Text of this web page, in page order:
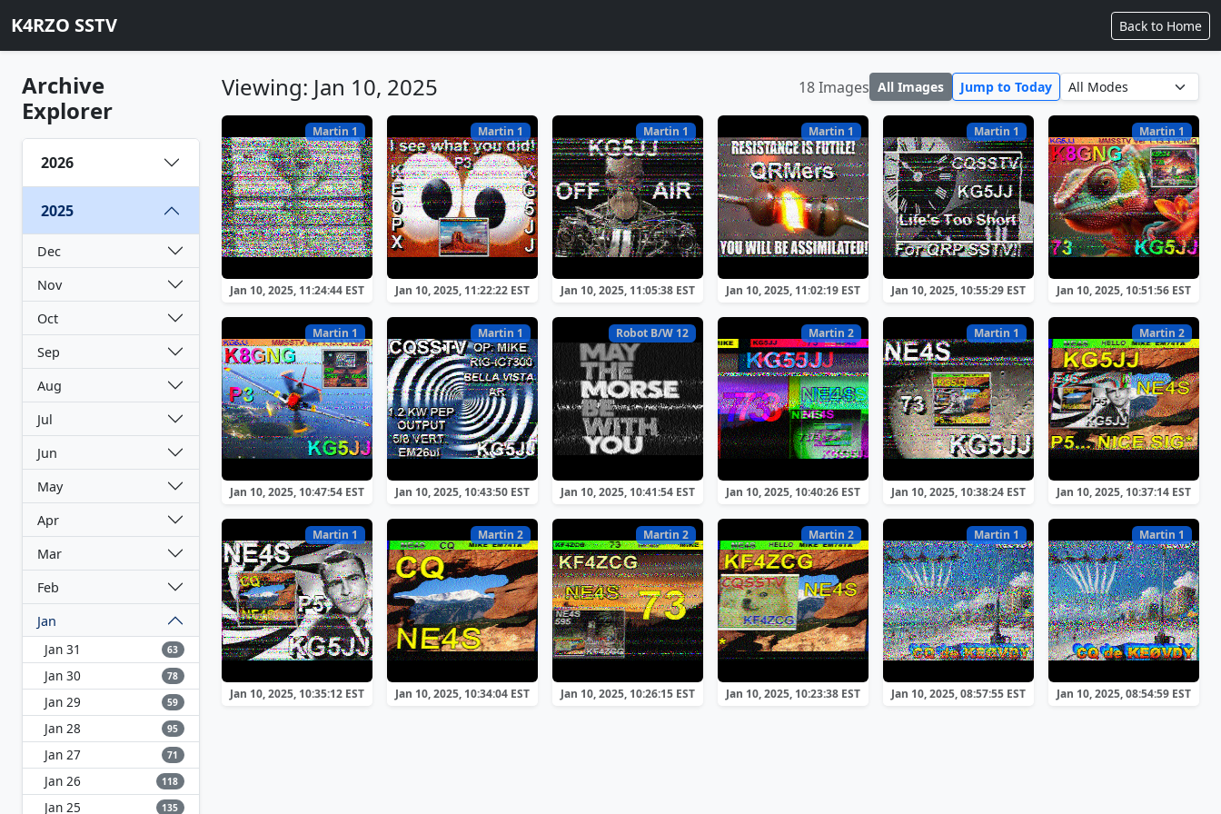
K4RZO SSTV Back to Home
Archive
Explorer
2026
2025
Dec
Nov
Oct
Sep
Aug
Jul
Jun
May
Apr
Mar
Feb
Jan
Jan 31
63
Jan 30 78
Jan 29 59
Jan 28 95
Jan 27 71
Jan 26 118
Jan 25 135
Viewing: Jan 10, 2025 18 Images All Images Jump to Today
Martin 1
Jan 10, 2025, 11:24:44 EST
Martin 1
Jan 10, 2025, 11:22:22 EST
Martin 1
Jan 10, 2025, 11:05:38 EST
Martin 1
Jan 10, 2025, 11:02:19 EST
Martin 1
Jan 10, 2025, 10:55:29 EST
Martin 1
Jan 10, 2025, 10:51:56 EST
Martin 1
Jan 10, 2025, 10:47:54 EST
Martin 1
Jan 10, 2025, 10:43:50 EST
Robot B/W 12
Jan 10, 2025, 10:41:54 EST
Martin 2
Jan 10, 2025, 10:40:26 EST
Martin 1
Jan 10, 2025, 10:38:24 EST
Martin 2
Jan 10, 2025, 10:37:14 EST
Martin 1
Jan 10, 2025, 10:35:12 EST
Martin 2
Jan 10, 2025, 10:34:04 EST
Martin 2
Jan 10, 2025, 10:26:15 EST
Martin 2
Jan 10, 2025, 10:23:38 EST
Martin 1
Jan 10, 2025, 08:57:55 EST
Martin 1
Jan 10, 2025, 08:54:59 EST